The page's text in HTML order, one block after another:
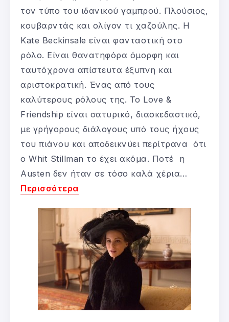
τον τύπο του ιδανικού γαμπρού. Πλούσιος,
κουβαρντάς και ολίγον τι χαζούλης. Η
Kate Beckinsale είναι φανταστική στο
ρόλο. Είναι θανατηφόρα όμορφη και
ταυτόχρονα απίστευτα έξυπνη και
αριστοκρατική. Ένας από τους
καλύτερους ρόλους της. Το Love &
Friendship είναι σατυρικό, διασκεδαστικό,
με γρήγορους διάλογους υπό τους ήχους
του πιάνου και αποδεικνύει περίτρανα ότι
ο Whit Stillman το έχει ακόμα. Ποτέ η
Austen δεν ήταν σε τόσο καλά χέρια…
Περισσότερα